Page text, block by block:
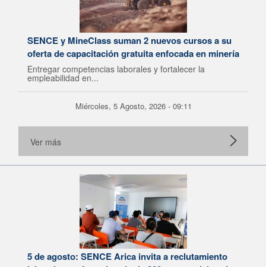
SENCE y MineClass suman 2 nuevos cursos a su
oferta de capacitación gratuita enfocada en minería
Entregar competencias laborales y fortalecer la
empleabilidad en...
Miércoles, 5 Agosto, 2026 - 09:11
Ver más
5 de agosto: SENCE Arica invita a reclutamiento